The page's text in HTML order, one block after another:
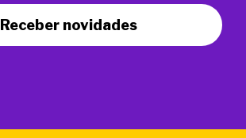
Receber novidades